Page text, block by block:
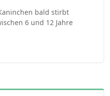
bald stirbt
6 und 12 Jahre